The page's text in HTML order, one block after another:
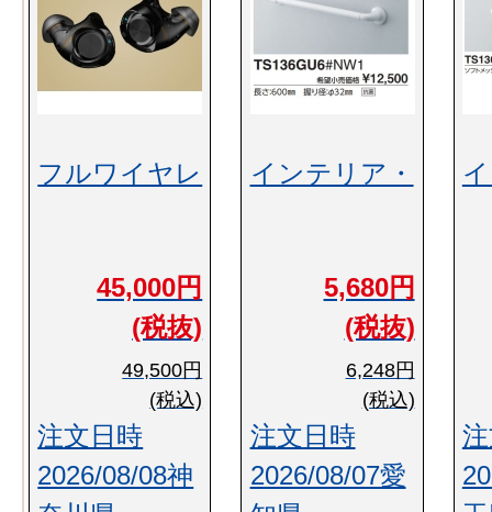
フルワイヤレ
45,000円
(税抜)
49,500円
(税込)
注文日時
2026/08/08神
インテリア・
5,680円
(税抜)
6,248円
(税込)
注文日時
2026/08/07愛